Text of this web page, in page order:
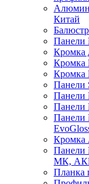
Китай
Кромка
Кромка
Кромка
Панели
Панели
Панели
Панели
Кромка
МК,
Планка